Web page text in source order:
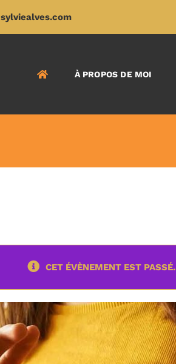
sylviealves.com
À PROPOS DE MOI
CET ÉVÈNEMENT EST PASSÉ.